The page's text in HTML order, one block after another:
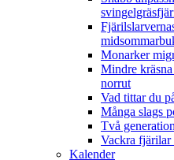
Monarker
Mindre
norrut
Vad tittar du
Många slags
Två
Vackra fjärilar
Kalender